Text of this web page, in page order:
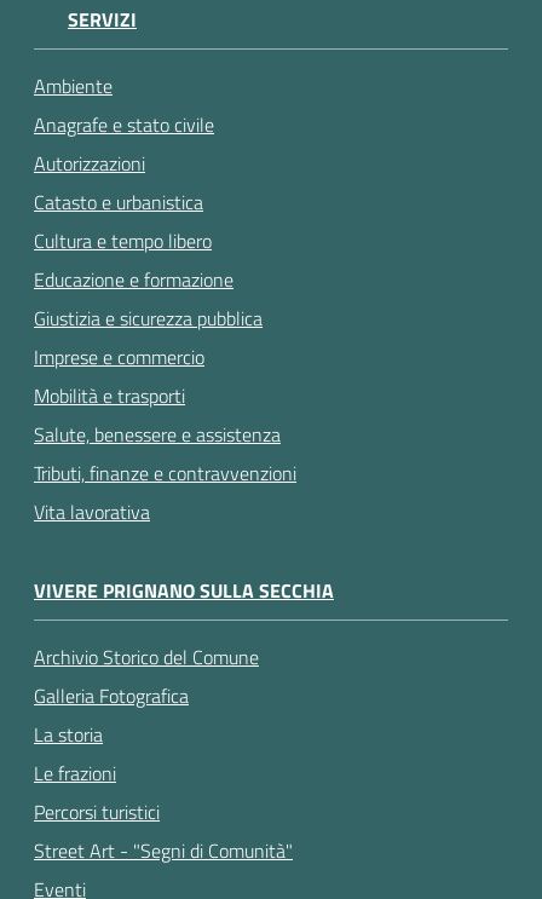
SERVIZI
Ambiente
Anagrafe e stato civile
Autorizzazioni
Catasto e urbanistica
Cultura e tempo libero
Educazione e formazione
Giustizia e sicurezza pubblica
Imprese e commercio
Mobilità e trasporti
Salute, benessere e assistenza
Tributi, finanze e contravvenzioni
Vita lavorativa
VIVERE PRIGNANO SULLA SECCHIA
Archivio Storico del Comune
Galleria Fotografica
La storia
Le frazioni
Percorsi turistici
Street Art - "Segni di Comunità"
Eventi